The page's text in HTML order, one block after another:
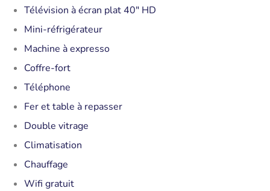
Télévision à écran plat 40" HD
Mini-réfrigérateur
Machine à expresso
Coffre-fort
Téléphone
Fer et table à repasser
Double vitrage
Climatisation
Chauffage
Wifi gratuit